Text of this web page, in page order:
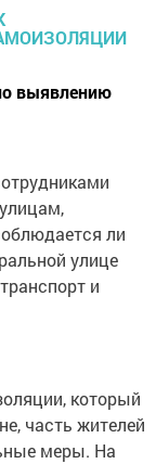
выявлению
ли
улице
и
который
часть жителей
меры. На